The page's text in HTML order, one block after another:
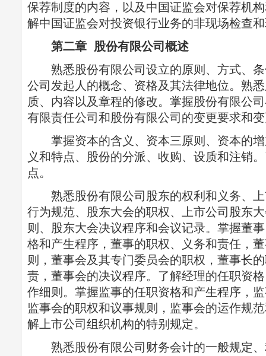
保荐制度的内容，以及中国证监会对保荐机
解中国证监会对投资银行业务的非现场检查
第二章 股份有限公司概述
熟悉股份有限公司设立的原则、方式、条
公司发起人的概念、资格及其法律地位。熟
质、内容以及章程的修改。掌握股份有限公
有限责任公司和股份有限公司的变更要求和
掌握资本的含义、资本三原则、资本的增
义和特点、股份的分派、收购、设质和注销
点。
熟悉股份有限公司股东的权利和义务、上
行为规范、股东大会的职权、上市公司股东
则、股东大会决议程序和会议记录。掌握董
格和产生程序，董事的职权、义务和责任，
则，董事会及其专门委员会的职权，董事长
责，董事会的决议程序。了解经理的任职资
作细则。掌握监事的任职资格和产生程序，
监事会的职权和议事规则，监事会的运作规
解上市公司组织机构的特别规定。
熟悉股份有限公司财务会计的一般规定、